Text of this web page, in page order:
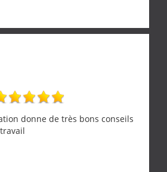
donne de très bons conseils